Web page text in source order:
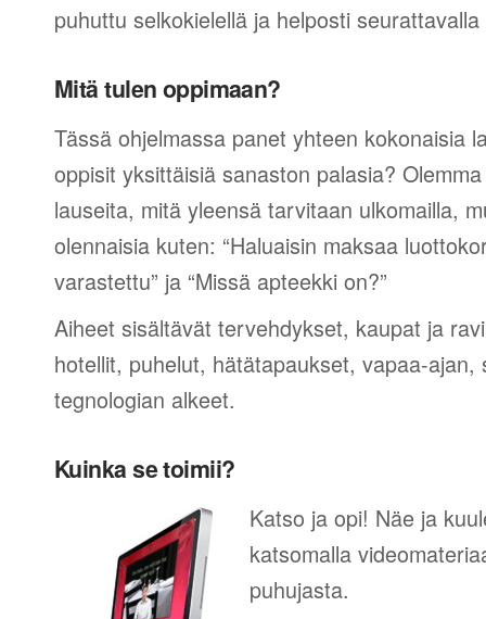
puhuttu selkokielellä ja helposti
Mitä tulen oppimaan?
Tässä ohjelmassa panet yhteen kokonaisia
oppisit yksittäisiä sanaston palasia?
lauseita, mitä yleensä tarvitaan ulkomailla,
olennaisia kuten: “Haluaisin maksaa
varastettu” ja “Missä apteekki on?”
Aiheet sisältävät tervehdykset, kaupat ja
hotellit, puhelut, hätätapaukset, vapaa-ajan,
tegnologian alkeet.
Kuinka se toimii?
Katso ja opi! Näe ja
katsomalla
puhujasta.